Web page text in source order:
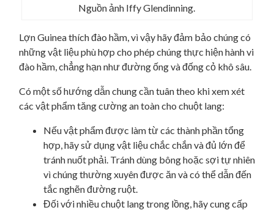
Nguồn ảnh Iffy Glendinning.
Lợn Guinea thích đào hầm, vì vậy hãy đảm bảo chúng có
những vật liệu phù hợp cho phép chúng thực hiện hành vi
đào hầm, chẳng hạn như đường ống và đống cỏ khô sâu.
Có một số hướng dẫn chung cần tuân theo khi xem xét
các vật phẩm tăng cường an toàn cho chuột lang:
Nếu vật phẩm được làm từ các thành phần tổng
hợp, hãy sử dụng vật liệu chắc chắn và đủ lớn để
tránh nuốt phải. Tránh dùng bông hoặc sợi tự nhiên
vì chúng thường xuyên được ăn và có thể dẫn đến
tắc nghẽn đường ruột.
Đối với nhiều chuột lang trong lồng, hãy cung cấp